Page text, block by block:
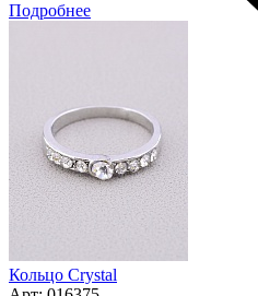
Подробнее
Кольцо Сrystal